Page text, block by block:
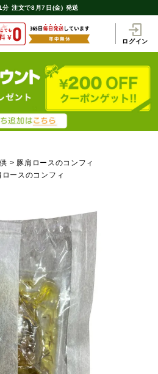
分 注文で8月7日(金) 発送
ログイン
豚肩ロースのコンフィ
ースのコンフィ